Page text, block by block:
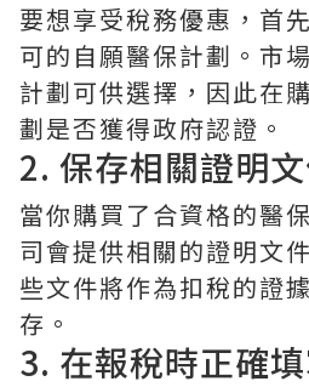
要想享受稅務優惠，首
可的自願醫保計劃。市
計劃可供選擇，因此在
劃是否獲得政府認證。
2. 保存相關證明
當你購買了合資格的醫
司會提供相關的證明文
些文件將作為扣稅的證
存。
3. 在報稅時正確